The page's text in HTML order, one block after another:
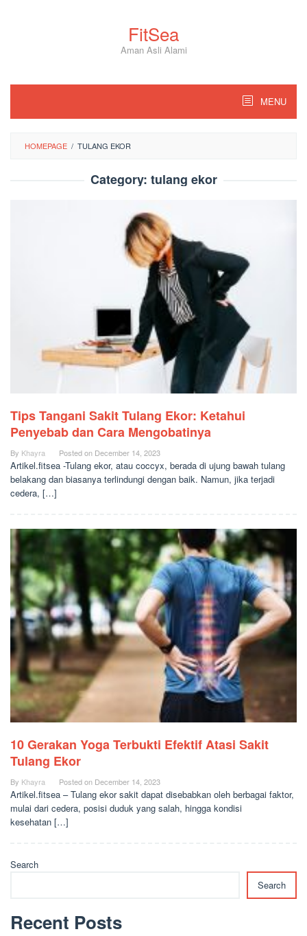
FitSea
Aman Asli Alami
MENU
HOMEPAGE / TULANG EKOR
Category: tulang ekor
Tips Tangani Sakit Tulang Ekor: Ketahui
Penyebab dan Cara Mengobatinya
By Khayra Posted on December 14, 2023
Artikel.fitsea -Tulang ekor, atau coccyx, berada di ujung bawah tulang
belakang dan biasanya terlindungi dengan baik. Namun, jika terjadi
cedera, […]
10 Gerakan Yoga Terbukti Efektif Atasi Sakit
Tulang Ekor
By Khayra Posted on December 14, 2023
Artikel.fitsea – Tulang ekor sakit dapat disebabkan oleh berbagai faktor,
mulai dari cedera, posisi duduk yang salah, hingga kondisi
kesehatan […]
Search
Search
Recent Posts